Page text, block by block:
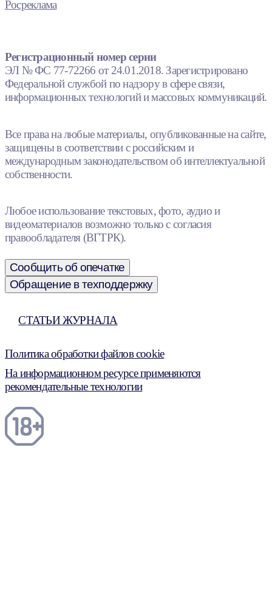
Росреклама
Регистрационный номер серии
ЭЛ № ФС 77-72266 от 24.01.2018. Зарегистрировано
Федеральной службой по надзору в сфере связи,
информационных технологий и массовых коммуникаций.
Все права на любые материалы, опубликованные на сайте,
защищены в соответствии с российским и
международным законодательством об интеллектуальной
собственности.
Любое использование текстовых, фото, аудио и
видеоматериалов возможно только с согласия
правообладателя (ВГТРК).
Сообщить об опечатке
Обращение в техподдержку
СТАТЬИ ЖУРНАЛА
Политика обработки файлов cookie
На информационном ресурсе применяются
рекомендательные технологии